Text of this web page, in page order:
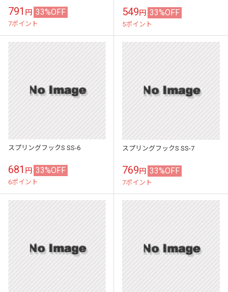
791 円 33%OFF
7ポイント
549円 33%OFF
5ポイント
スプリングフックS SS-6
681 円 33%OFF
6ポイント
スプリングフックS SS-7
769円 33%OFF
7ポイント